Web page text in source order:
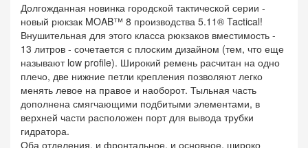
Долгожданная новинка городской тактической серии -
новый рюкзак MOAB™ 8 производства 5.11® Tactical!
Внушительная для этого класса рюкзаков вместимость -
13 литров - сочетается с плоским дизайном (тем, что еще
называют low profile). Широкий ремень расчитан на одно
плечо, две нижние петли крепления позволяют легко
менять левое на правое и наоборот. Тыльная часть
дополнена смягчающими подбитыми элементами, в
верхней части расположен порт для вывода трубки
гидратора.
Оба отделения, и фронтальное, и основное, широко